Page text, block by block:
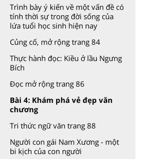
Trình bày ý kiến về một vấn đề có
tính thời sự trong đời sống của
lứa tuổi học sinh hiện nay
Củng cố, mở rộng trang 84
Thực hành đọc: Kiều ở lầu Ngưng
Bích
Đọc mở rộng trang 86
Bài 4: Khám phá vẻ đẹp văn
chương
Tri thức ngữ văn trang 88
Người con gái Nam Xương - một
bi kịch của con người